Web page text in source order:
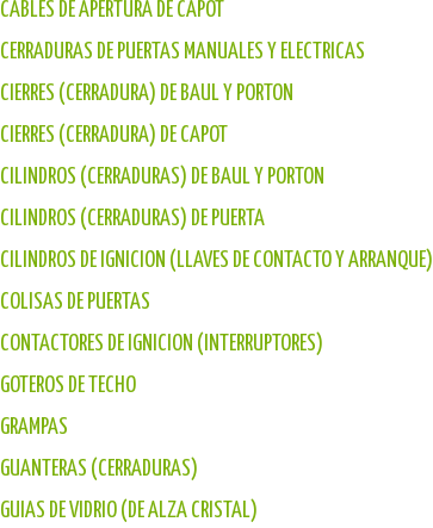
CABLES DE APERTURA DE CAPOT
CERRADURAS DE PUERTAS MANUALES Y ELECTRICAS
CIERRES (CERRADURA) DE BAUL Y PORTON
CIERRES (CERRADURA) DE CAPOT
CILINDROS (CERRADURAS) DE BAUL Y PORTON
CILINDROS (CERRADURAS) DE PUERTA
CILINDROS DE IGNICION (LLAVES DE CONTACTO Y ARRANQUE)
COLISAS DE PUERTAS
CONTACTORES DE IGNICION (INTERRUPTORES)
GOTEROS DE TECHO
GRAMPAS
GUANTERAS (CERRADURAS)
GUIAS DE VIDRIO (DE ALZA CRISTAL)